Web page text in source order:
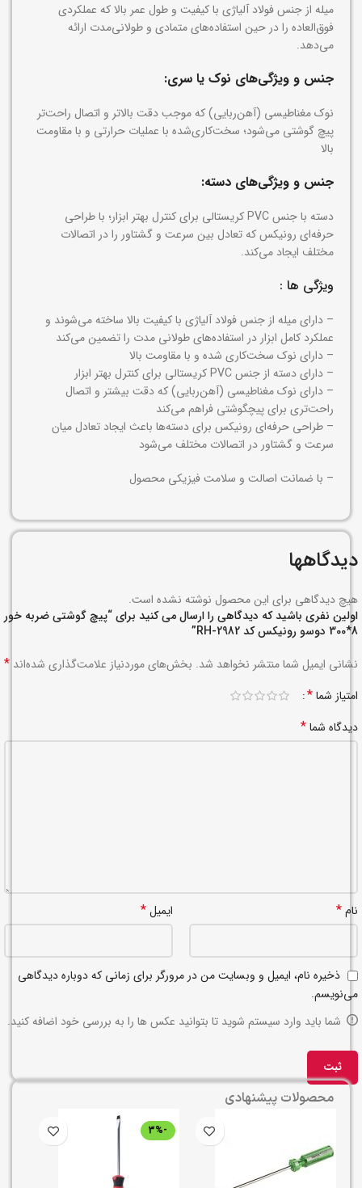
میله‌ از جنس فولاد آلیاژی با کیفیت و طول عمر بالا که عملکردی
فوق‌العاده را در حین استفاده‌های متمادی و طولانی‌مدت ارائه
می‌دهد.
جنس و ویژگی‌های نوک یا سری:
نوک مغناطیسی (آهن‌ربایی) که موجب دقت بالاتر و اتصال راحت‌تر
پیچ گوشتی‌ می‍‌شود؛ سخت‌کاری‌شده با عملیات حرارتی و با مقاومت
بالا
جنس و ویژگی‌های دسته‌:
دسته با جنسPVCکریستالی برای کنترل بهتر ابزار؛ با طراحی
حرفه‌ای رونیکس که تعادل بین سرعت و گشتاور را در اتصالات
مختلف ایجاد می‌کند.
ویژگی ها :
– دارای میله از جنس فولاد آلیاژی با کیفیت بالا ساخته می‌شوند و
عملکرد کامل ابزار در استفاده‌های طولانی مدت را تضمین می‌کند
– دارای نوک سخت‌کاری شده و با مقاومت بالا
– دارای دسته از جنس PVC کریستالی برای کنترل بهتر ابزار
– دارای نوک مغناطیسی (آهن‌ربایی) که دقت بیشتر و اتصال
راحت‌تری برای پیچگوشتی فراهم می‌کند
– طراحی حرفه‌ای رونیکس برای دسته‌ها باعث ایجاد تعادل میان
سرعت و گشتاور در اتصالات مختلف می‌شود
– با ضمانت اصالت و سلامت فیزیکی محصول
دیدگاهها
هیچ دیدگاهی برای این محصول نوشته نشده است.
اولین نفری باشید که دیدگاهی را ارسال می کنید برای “پیچ گوشتی ضربه خور
8*300 دوسو رونیکس کد RH-2982”
نشانی ایمیل شما منتشر نخواهد شد. بخش‌های موردنیاز علامت‌گذاری شده‌اند *
امتیاز شما*
دیدگاه شما*
نام* ایمیل*
ذخیره نام، ایمیل و وبسایت من در مرورگر برای زمانی که دوباره دیدگاهی
می‌نویسم.
شما باید وارد سیستم شوید تا بتوانید عکس ها را به بررسی خود اضافه کنید.
محصولات پیشنهادی
-3%